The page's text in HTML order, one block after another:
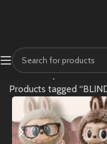
Home Shop
Products tagged